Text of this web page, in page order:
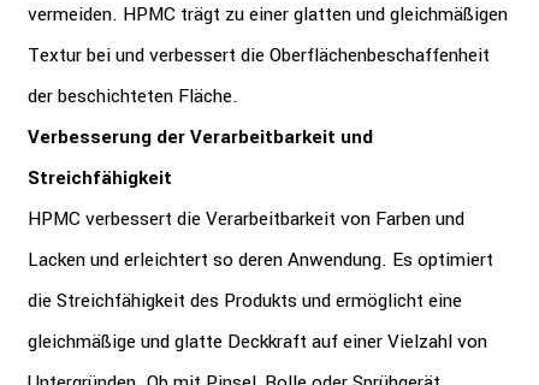
vermeiden. HPMC trägt zu einer glatten und gleichmäßigen
Textur bei und verbessert die Oberflächenbeschaffenheit
der beschichteten Fläche.
Verbesserung der Verarbeitbarkeit und
Streichfähigkeit
HPMC verbessert die Verarbeitbarkeit von Farben und
Lacken und erleichtert so deren Anwendung. Es optimiert
die Streichfähigkeit des Produkts und ermöglicht eine
gleichmäßige und glatte Deckkraft auf einer Vielzahl von